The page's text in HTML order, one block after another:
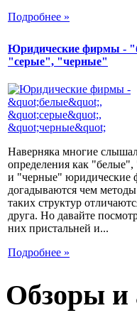
Подробнее »
Юридические фирмы -
"серые", "черные"
Наверняка многие
определения как
и "черные" юридические
догадываются чем
таких структур
друга. Но давайте
них пристальней и...
Подробнее »
Обзоры и